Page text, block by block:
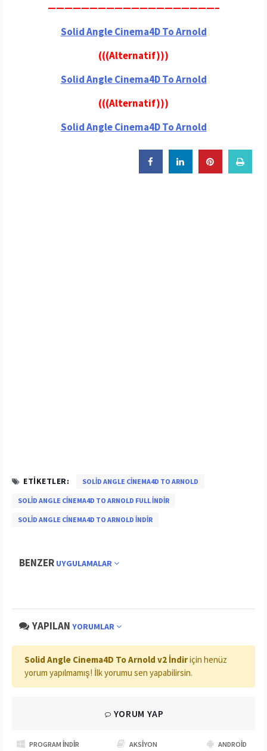
PROGRAM İNDIR AKSIYON ANDROID
————————————————————–
Solid Angle Cinema4D To Arnold
(((Alternatif)))
Solid Angle Cinema4D To Arnold
(((Alternatif)))
Solid Angle Cinema4D To Arnold
ETIKETLER: SOLID ANGLE CINEMA4D TO ARNOLD
SOLID ANGLE CINEMA4D TO ARNOLD FULL INDIR
SOLID ANGLE CINEMA4D TO ARNOLD INDIR
BENZER UYGULAMALAR
YAPILAN YORUMLAR
Solid Angle Cinema4D To Arnold v2 İndiriçin henüz
yorum yapılmamış! İlk yorumu sen yapabilirsin.
YORUM YAP